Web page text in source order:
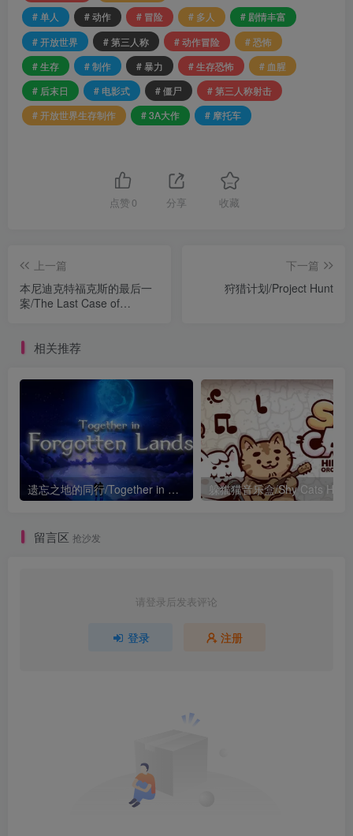
# 单人
# 动作 # 冒险 # 多人
# 剧情丰富
# 开放世界
# 第三人称 # 动作冒险
# 恐怖
# 生存
# 制作 # 暴力 # 生存恐怖
# 血腥
# 后末日
# 电影式 # 僵尸
# 第三人称射击
# 开放世界生存制作
# 3A大作 # 摩托车
点赞 0 分享 收藏
上一篇
本尼迪克特福克斯的最后一
案/The Last Case of
下一篇
狩猎计划/Project Hunt
相关推荐
遗忘之地的同行/Together in Forgotten Lands
留言区 抢沙发
请登录后发表评论
登录 注册